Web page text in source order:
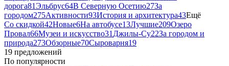
дорога81Эльбрус64В Северную Осетию27За
городом275Активности93История и архитектура43Ещё
Со скидкой42Новые6На автобусе13Лучшие209Озеро
Провал66Музеи и искусство31 Джилы-Су22За городом и
природа273Обзорные70Сыроварня19
19 предложений
По популярности